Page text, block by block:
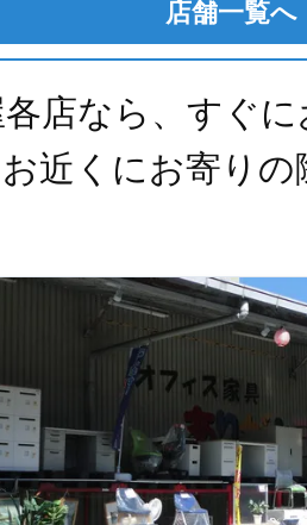
店舗一覧へ
店なら、すぐ
近くにお寄り